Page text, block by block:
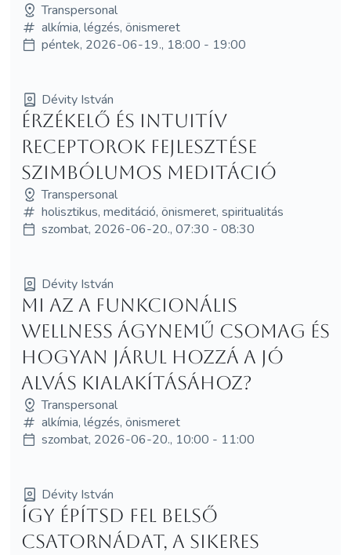
Transpersonal
alkímia, légzés, önismeret
péntek, 2026-06-19., 18:00 - 19:00
Dévity István
Érzékelő és intuitív
receptorok fejlesztése
szimbólumos meditáció
Transpersonal
holisztikus, meditáció, önismeret, spiritualitás
szombat, 2026-06-20., 07:30 - 08:30
Dévity István
Mi az a funkcionális
wellness ágynemű csomag és
hogyan járul hozzá a jó
alvás kialakításához?
Transpersonal
alkímia, légzés, önismeret
szombat, 2026-06-20., 10:00 - 11:00
Dévity István
Így építsd fel belső
csatornádat, a sikeres